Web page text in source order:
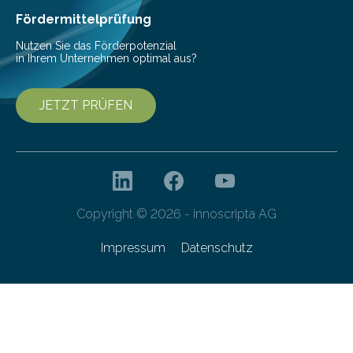
Fördermittelprüfung
Nutzen Sie das Förderpotenzial
in Ihrem Unternehmen optimal aus?
JETZT PRÜFEN
Copyright © 2026 - innoscripta AG
Impressum Datenschutz